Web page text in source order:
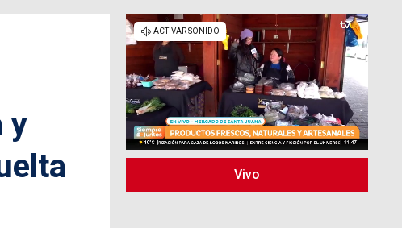
Radio UdeC
Noticias UdeC
La Discusión
y
Vivo